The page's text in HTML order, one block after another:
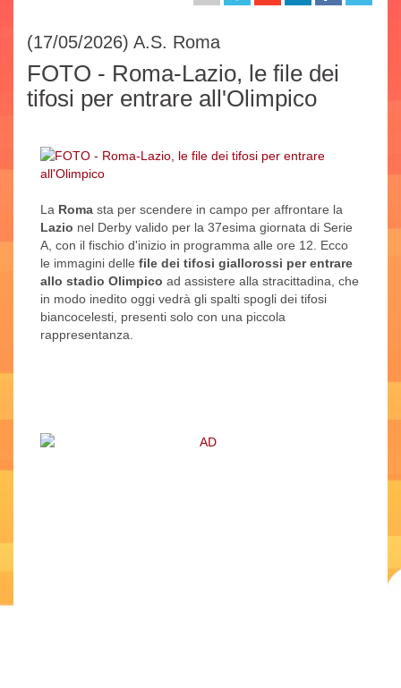
(17/05/2026) A.S. Roma
FOTO - Roma-Lazio, le file dei
tifosi per entrare all'Olimpico
La Roma sta per scendere in campo per affrontare la
Lazio nel Derby valido per la 37esima giornata di Serie
A, con il fischio d'inizio in programma alle ore 12. Ecco
le immagini delle file dei tifosi giallorossi per entrare
allo stadio Olimpico ad assistere alla stracittadina, che
in modo inedito oggi vedrà gli spalti spogli dei tifosi
biancocelesti, presenti solo con una piccola
rappresentanza.